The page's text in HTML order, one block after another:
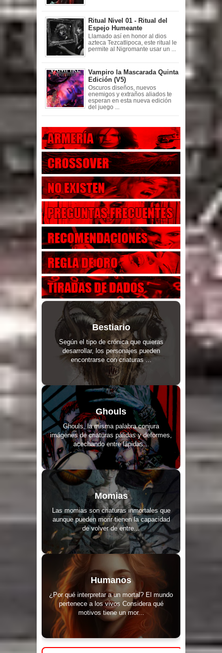
Ritual Nivel 01 - Ritual del
Espejo Humeante
Llamado así en honor al dios
azteca Tezcatlipoca, este ritual le
permite al Nigromante usar un ...
Vampiro la Mascarada Quinta
Edición (V5)
Oscuros diseños, nuevos
enemigos y extraños aliados te
esperan en esta nueva edición
del juego ...
Bestiario
Según el tipo de crónica que quieras
desarrollar, los personajes pueden
encontrarse con criaturas ...
Ghouls
Ghouls, la misma palabra conjura
imágenes de criaturas pálidas y deformes,
acechando entre lápidas...
Momias
Las momias son criaturas inmortales que
aunque pueden morir tienen la capacidad
de volver de entre...
Humanos
¿Por qué interpretar a un mortal? El mundo
pertenece a los vivos Considera qué
motivos tiene un mor...